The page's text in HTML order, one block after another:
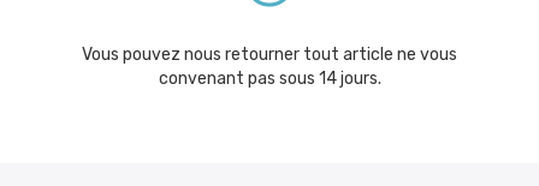
Vous pouvez nous retourner tout article ne vous
convenant pas sous 14 jours.